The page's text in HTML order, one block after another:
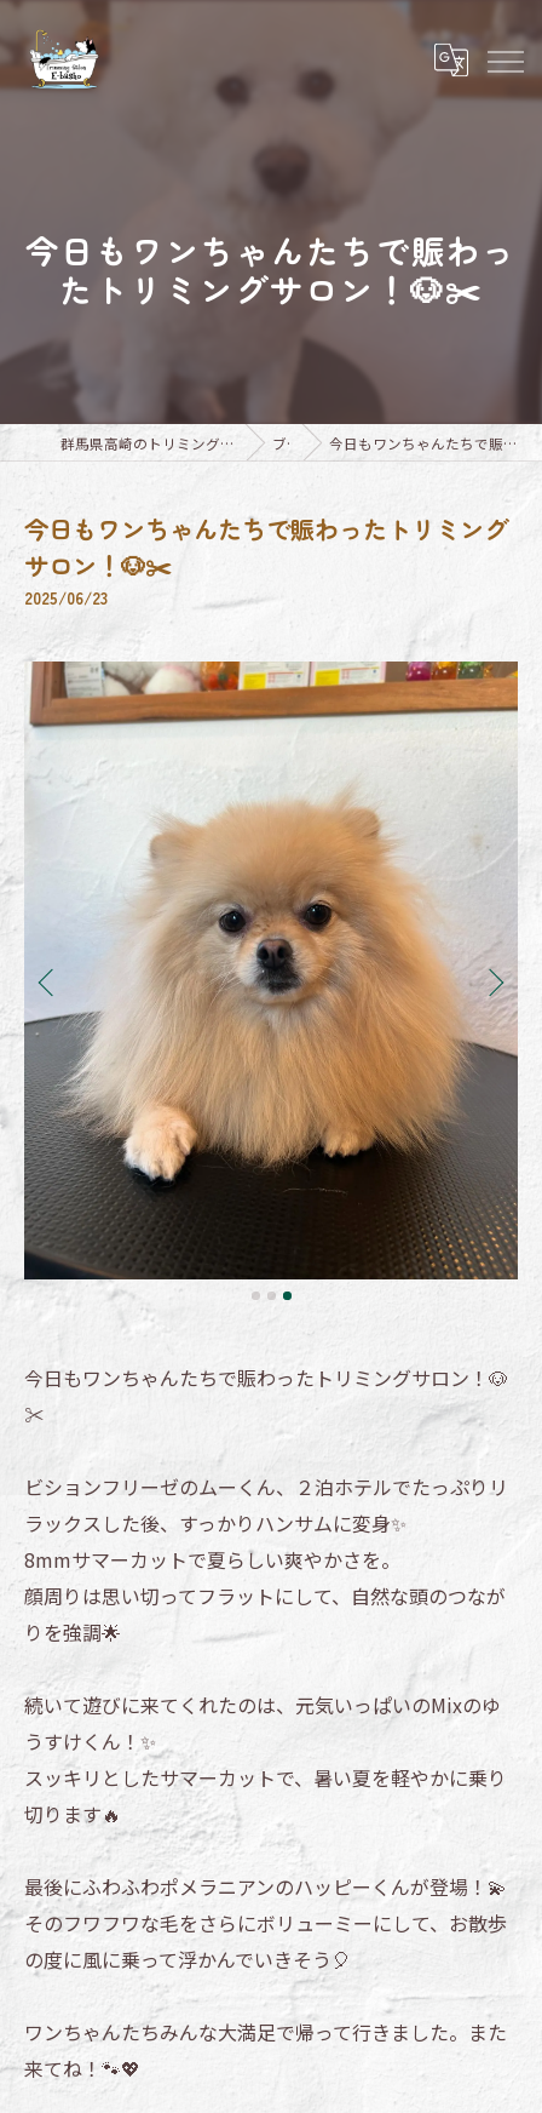
今日もワンちゃんたちで賑わっ
たトリミングサロン！🐶✂️
群馬県高崎のトリミングならTrimming Salon E-basho ブログ 今日もワンちゃんたちで賑わったトリミングサロン！🐶✂️
今日もワンちゃんたちで賑わったトリミング
サロン！🐶✂️
2025/06/23
今日もワンちゃんたちで賑わったトリミングサロン！🐶
✂️
ビションフリーゼのムーくん、２泊ホテルでたっぷりリ
ラックスした後、すっかりハンサムに変身✨
8mmサマーカットで夏らしい爽やかさを。
顔周りは思い切ってフラットにして、自然な頭のつなが
りを強調🌟
続いて遊びに来てくれたのは、元気いっぱいのMixのゆ
うすけくん！✨
スッキリとしたサマーカットで、暑い夏を軽やかに乗り
切ります🔥
最後にふわふわポメラニアンのハッピーくんが登場！💫
そのフワフワな毛をさらにボリューミーにして、お散歩
の度に風に乗って浮かんでいきそう🎈
ワンちゃんたちみんな大満足で帰って行きました。また
来てね！🐾💖